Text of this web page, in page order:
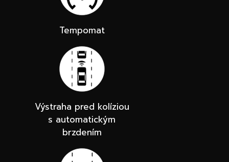
Tempomat
Výstraha pred kolíziou
s automatickým
brzdením